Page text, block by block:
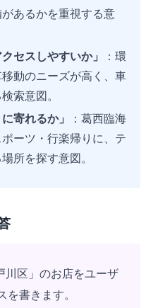
あるかを重視する意
セスしやすいか」
：環
動のニーズが高く、車
索意図。
寄れるか」
：葛西臨海
ーツ・行楽帰りに、テ
所を探す意図。
川区」のお店をユーザ
を書きます。